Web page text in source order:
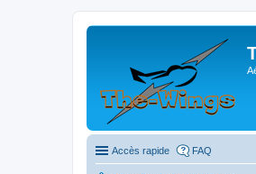
Accès rapide FAQ